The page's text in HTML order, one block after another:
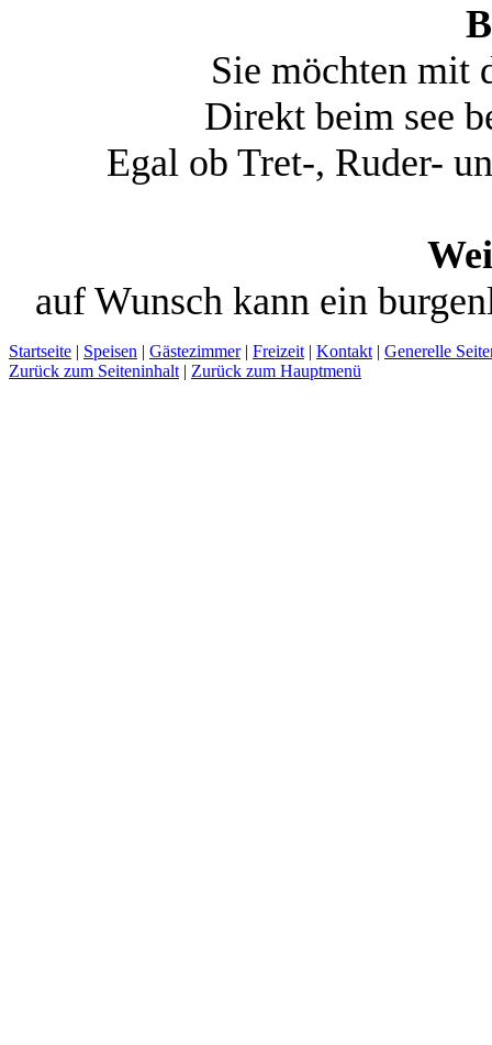
Sie möchten mit
Direkt beim see
Egal ob Tret-, Ruder-
auf Wunsch kann ein
Startseite | Speisen | Gästezimmer| Freizeit | Kontakt | Generelle
Zurück zum Seiteninhalt | Zurück zum Hauptmenü